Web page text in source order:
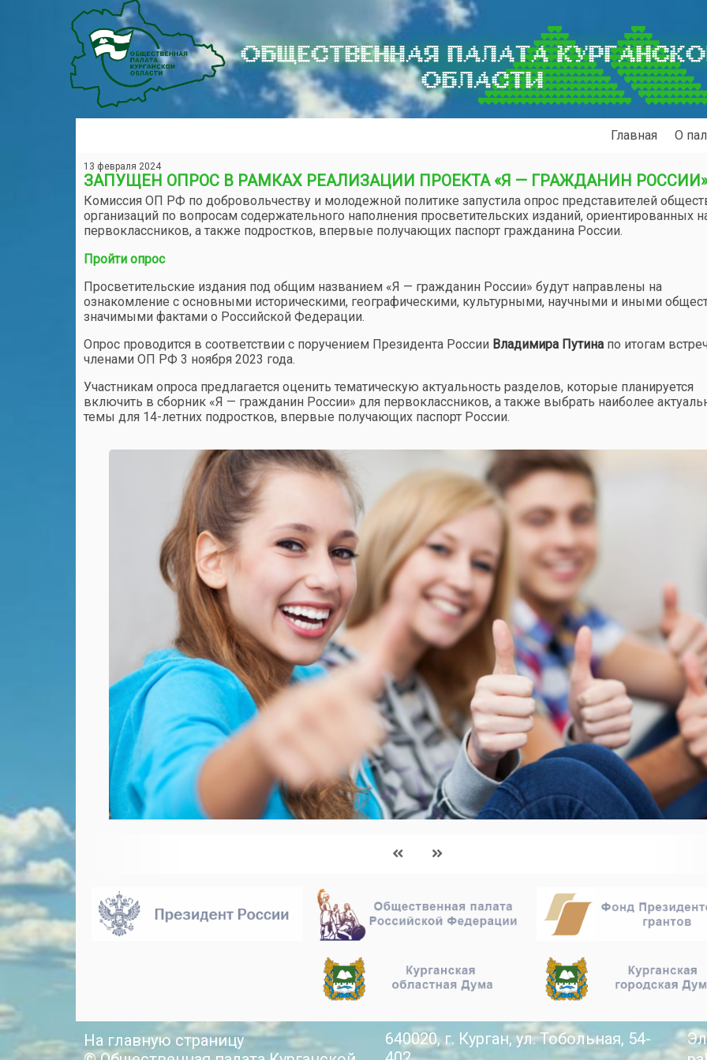
ОБЩЕСТВЕННАЯ ПАЛАТА
ОБЛАСТИ
Главная О
13 февраля 2024
ЗАПУЩЕН ОПРОС В РАМКАХ РЕАЛИЗАЦИИ ПРОЕКТА «Я — ГРАЖДАНИН РОССИИ»
Комиссия ОП РФ по добровольчеству и молодежной политике запустила опрос представителей
организаций по вопросам содержательного наполнения просветительских изданий, ориентированных
первоклассников, а также подростков, впервые получающих паспорт гражданина России.
Пройти опрос
Просветительские издания под общим названием «Я — гражданин России» будут направлены на
ознакомление с основными историческими, географическими, культурными, научными и иными
значимыми фактами о Российской Федерации.
Опрос проводится в соответствии с поручением Президента России Владимира Путина по итогам
членами ОП РФ 3 ноября 2023 года.
Участникам опроса предлагается оценить тематическую актуальность разделов, которые планируется
включить в сборник «Я — гражданин России» для первоклассников, а также выбрать наиболее
темы для 14-летних подростков, впервые получающих паспорт России.
На главную страницу
640020, г. Курган, ул. Тобольная, 54-